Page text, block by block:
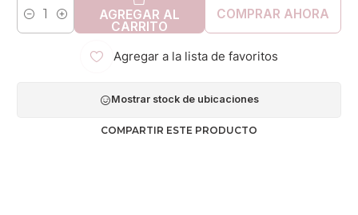
Cantidad AGREGAR AL
CARRITO
COMPRAR AHORA
Agregar a la lista de favoritos
Mostrar stock de ubicaciones
COMPARTIR ESTE PRODUCTO